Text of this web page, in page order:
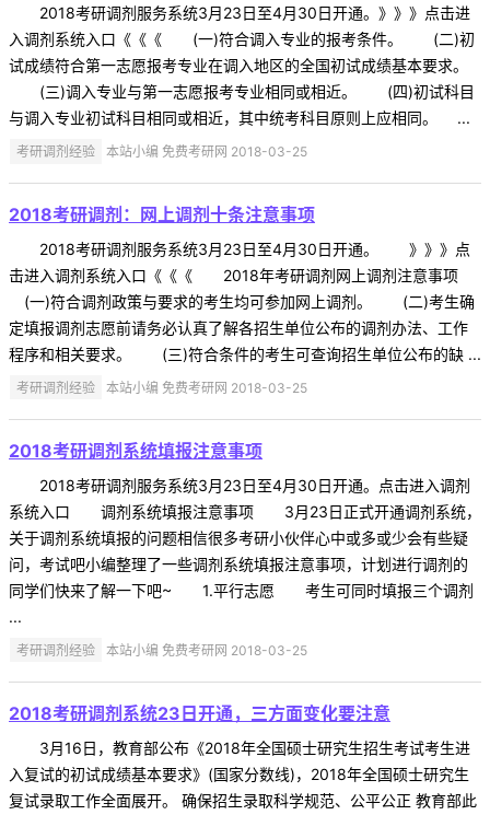
2018考研调剂服务系统3月23日至4月30日开通。》》》点击进
入调剂系统入口《《《 (一)符合调入专业的报考条件。 (二)初
试成绩符合第一志愿报考专业在调入地区的全国初试成绩基本要求。
(三)调入专业与第一志愿报考专业相同或相近。 (四)初试科目
与调入专业初试科目相同或相近，其中统考科目原则上应相同。 ...
考研调剂经验 本站小编 免费考研网 2018-03-25
2018考研调剂：网上调剂十条注意事项
2018考研调剂服务系统3月23日至4月30日开通。 》》》点
击进入调剂系统入口《《《 2018年考研调剂网上调剂注意事项
(一)符合调剂政策与要求的考生均可参加网上调剂。 (二)考生确
定填报调剂志愿前请务必认真了解各招生单位公布的调剂办法、工作
程序和相关要求。 (三)符合条件的考生可查询招生单位公布的缺 ...
考研调剂经验 本站小编 免费考研网 2018-03-25
2018考研调剂系统填报注意事项
2018考研调剂服务系统3月23日至4月30日开通。点击进入调剂
系统入口 调剂系统填报注意事项 3月23日正式开通调剂系统，
关于调剂系统填报的问题相信很多考研小伙伴心中或多或少会有些疑
问，考试吧小编整理了一些调剂系统填报注意事项，计划进行调剂的
同学们快来了解一下吧~ 1.平行志愿 考生可同时填报三个调剂
...
考研调剂经验 本站小编 免费考研网 2018-03-25
2018考研调剂系统23日开通，三方面变化要注意
3月16日，教育部公布《2018年全国硕士研究生招生考试考生进
入复试的初试成绩基本要求》(国家分数线)，2018年全国硕士研究生
复试录取工作全面展开。 确保招生录取科学规范、公平公正 教育部此